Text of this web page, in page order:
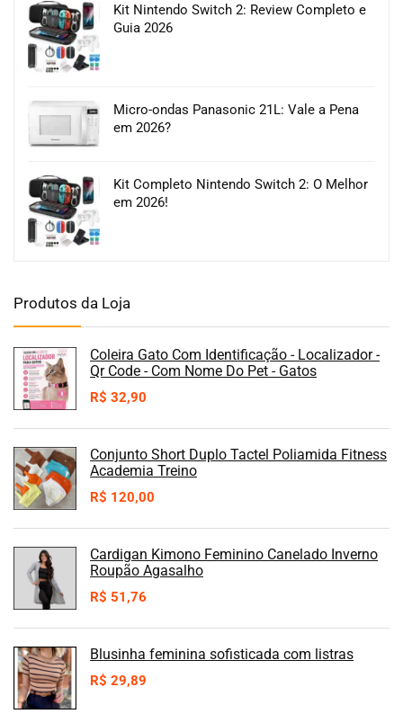
Kit Nintendo Switch 2: Review Completo e
Guia 2026
Micro-ondas Panasonic 21L: Vale a Pena
em 2026?
Kit Completo Nintendo Switch 2: O Melhor
em 2026!
Produtos da Loja
Coleira Gato Com Identificação - Localizador -
Qr Code - Com Nome Do Pet - Gatos
R$ 32,90
Conjunto Short Duplo Tactel Poliamida Fitness
Academia Treino
R$ 120,00
Cardigan Kimono Feminino Canelado Inverno
Roupão Agasalho
R$ 51,76
Blusinha feminina sofisticada com listras
R$ 29,89